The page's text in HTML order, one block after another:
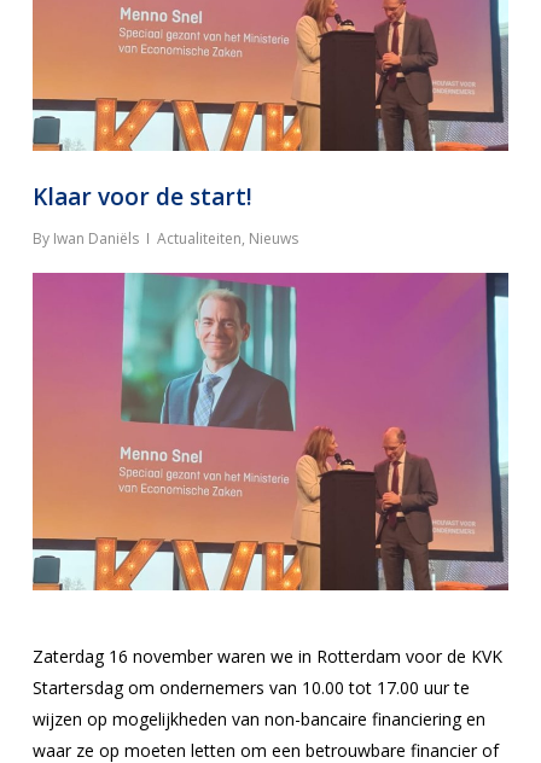
Klaar voor de start!
By Iwan Daniëls Actualiteiten, Nieuws
Zaterdag 16 november waren we in Rotterdam voor de KVK
Startersdag om ondernemers van 10.00 tot 17.00 uur te
wijzen op mogelijkheden van non-bancaire financiering en
waar ze op moeten letten om een betrouwbare financier of